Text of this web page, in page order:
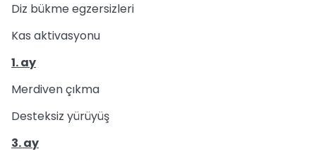
Diz bükme egzersizleri
Kas aktivasyonu
1. ay
Merdiven çıkma
Desteksiz yürüyüş
3. ay